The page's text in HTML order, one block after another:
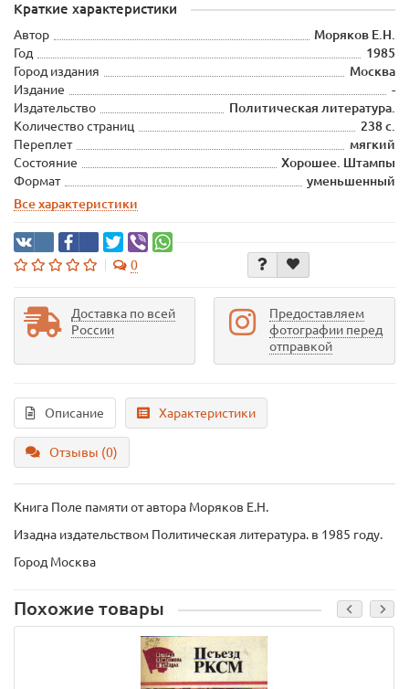
Краткие характеристики
Автор
Моряков Е.Н.
Год
1985
Город издания
Москва
Издание
-
Издательство
Политическая литература.
Количество страниц
238 с.
Переплет
мягкий
Состояние
Хорошее. Штампы
Формат
уменьшенный
Все характеристики
0
Доставка по всей
России
Предоставляем
фотографии перед
отправкой
Описание Характеристики
Отзывы (0)
Книга Поле памятиот автора Моряков Е.Н.
Изадна издательством Политическая литература. в 1985 году.
Город Москва
Похожие товары